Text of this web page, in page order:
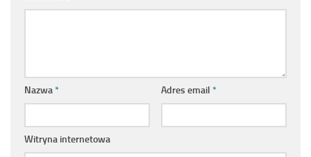
Nazwa* Adres email *
Witryna internetowa